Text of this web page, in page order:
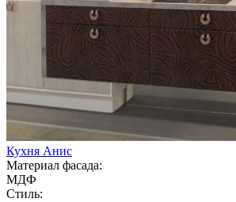
Кухня Анис
Материал фасада:
МДФ
Стиль: